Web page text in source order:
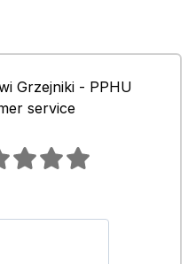
Grzejniki - PPHU
service